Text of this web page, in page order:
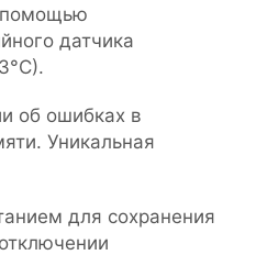
помощью
датчика
об ошибках в
Уникальная
для сохранения